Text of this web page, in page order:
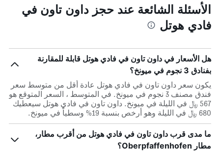
الأسئلة الشائعة عند حجز داون تاون في
فادي هوتل
هل الأسعار في داون تاون في فادي هوتل قابلة للمقارنة
بفنادق 3 نجوم في ميونخ؟
يكون سعر داون تاون في فادي هوتل عادة أقل من متوسط ​​سعر
فندق مصنف 3 نجوم في ميونخ. في المتوسط ، السعر المتوقع هو
567 ﷼ في الليلة في ميونخ. داون تاون في فادي هوتل سيعطيك
680 ﷼ في الليلة وهو أرخص بنسبة 19% وسطياً في ميونخ.
ما مدى قرب داون تاون في فادي هوتل من أقرب مطار،
مطار Oberpfaffenhofen؟